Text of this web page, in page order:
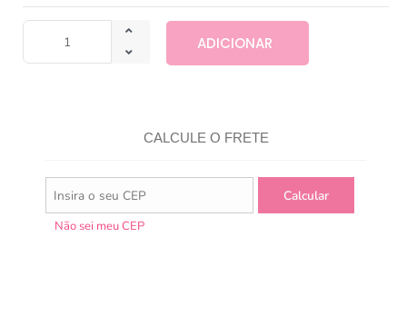
ADICIONAR
CALCULE O FRETE
Não sei meu CEP